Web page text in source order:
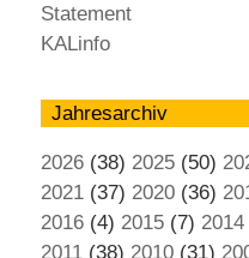
Statement
KALinfo
Jahresarchiv
2026 (38) 2025 (50)
2021 (37) 2020 (36)
2016 (4) 2015 (7) 2014
2011 (38) 2010 (31)